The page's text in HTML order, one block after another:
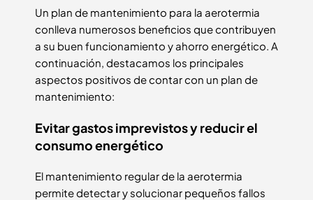
Un plan de mantenimiento para la aerotermia
conlleva numerosos beneficios que contribuyen
a su buen funcionamiento y ahorro energético. A
continuación, destacamos los principales
aspectos positivos de contar con un plan de
mantenimiento:
Evitar gastos imprevistos y reducir el
consumo energético
El mantenimiento regular de la aerotermia
permite detectar y solucionar pequeños fallos